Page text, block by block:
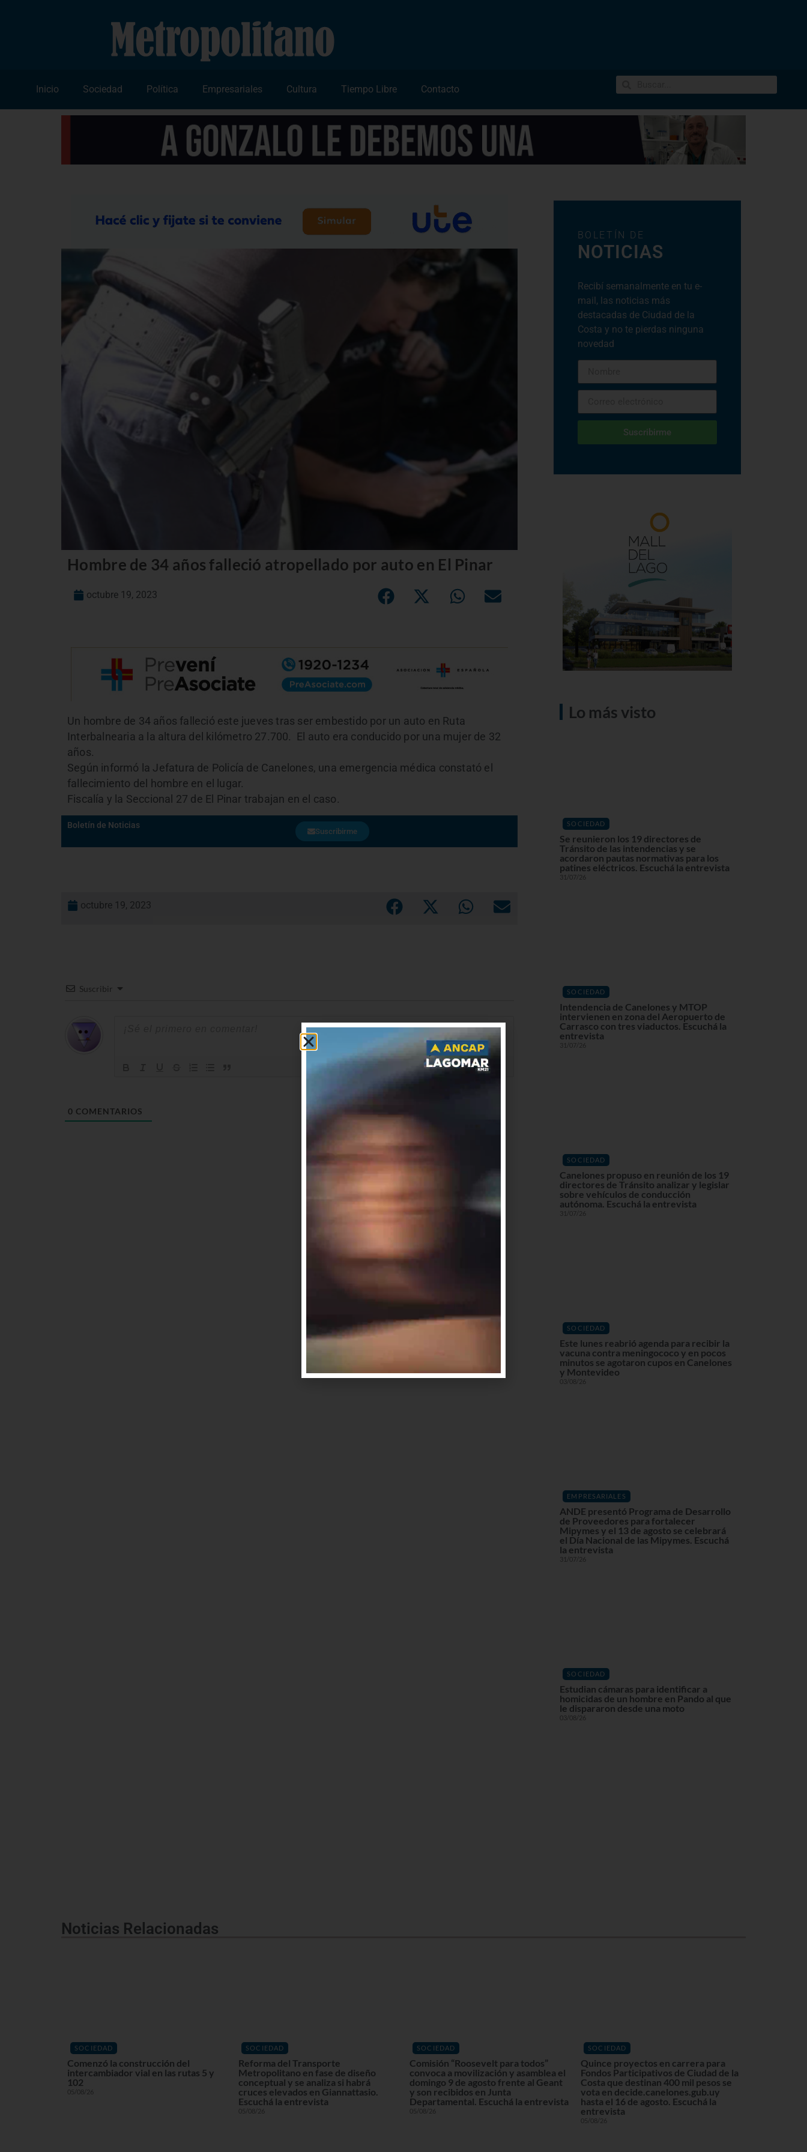
Inicio Sociedad Política Empresariales Cultura Tiempo Libre Contacto
Hombre de 34 años falleció atropellado por auto en El Pinar
octubre 19, 2023
Un hombre de 34 años falleció este jueves tras ser embestido por un auto en Ruta
Interbalnearia a la altura del kilómetro 27.700. El auto era conducido por una mujer de 32
años.
Según informó la Jefatura de Policía de Canelones, una emergencia médica constató el
fallecimiento del hombre en el lugar.
Fiscalía y la Seccional 27 de El Pinar trabajan en el caso.
Boletín de Noticias
Suscribirme
octubre 19, 2023
Suscribir
0 COMENTARIOS
BOLETÍN DE
NOTICIAS
Recibí semanalmente en tu e-
mail, las noticias más
destacadas de Ciudad de la
Costa y no te pierdas ninguna
novedad
Suscribirme
Lo más visto
SOCIEDAD
Se reunieron los 19 directores de
Tránsito de las intendencias y se
acordaron pautas normativas para los
patines eléctricos. Escuchá la entrevista
31/07/26
SOCIEDAD
Intendencia de Canelones y MTOP
intervienen en zona del Aeropuerto de
Carrasco con tres viaductos. Escuchá la
entrevista
31/07/26
SOCIEDAD
Canelones propuso en reunión de los 19
directores de Tránsito analizar y legislar
sobre vehículos de conducción
autónoma. Escuchá la entrevista
31/07/26
SOCIEDAD
Este lunes reabrió agenda para recibir la
vacuna contra meningococo y en pocos
minutos se agotaron cupos en Canelones
y Montevideo
03/08/26
EMPRESARIALES
ANDE presentó Programa de Desarrollo
de Proveedores para fortalecer
Mipymes y el 13 de agosto se celebrará
el Día Nacional de las Mipymes. Escuchá
la entrevista
31/07/26
SOCIEDAD
Estudian cámaras para identificar a
homicidas de un hombre en Pando al que
le dispararon desde una moto
03/08/26
Noticias Relacionadas
SOCIEDAD
Comenzó la construcción del
intercambiador vial en las rutas 5 y
102
05/08/26
SOCIEDAD
Reforma del Transporte
Metropolitano en fase de diseño
conceptual y se analiza si habrá
cruces elevados en Giannattasio.
Escuchá la entrevista
05/08/26
SOCIEDAD
Comisión “Roosevelt para todos”
convoca a movilización y asamblea el
domingo 9 de agosto frente al Geant
y son recibidos en Junta
Departamental. Escuchá la entrevista
05/08/26
SOCIEDAD
Quince proyectos en carrera para
Fondos Participativos de Ciudad de la
Costa que destinan 400 mil pesos se
vota en decide.canelones.gub.uy
hasta el 16 de agosto. Escuchá la
entrevista
05/08/26